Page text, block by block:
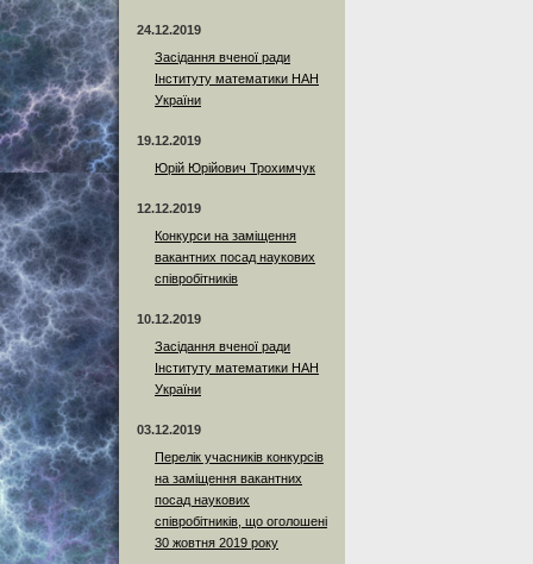
24.12.2019
Засідання вченої ради
Інституту математики НАН
України
19.12.2019
Юрій Юрійович Трохимчук
12.12.2019
Конкурси на заміщення
вакантних посад наукових
співробітників
10.12.2019
Засідання вченої ради
Інституту математики НАН
України
03.12.2019
Перелік учасників конкурсів
на заміщення вакантних
посад наукових
співробітників, що оголошені
30 жовтня 2019 року